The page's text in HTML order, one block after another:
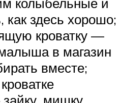
как здесь хорошо;
кроватку —
в магазин
вместе;